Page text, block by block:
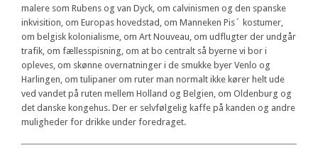
malere som Rubens og van Dyck, om calvinismen og den spanske
inkvisition, om Europas hovedstad, om Manneken Pis´ kostumer,
om belgisk kolonialisme, om Art Nouveau, om udflugter der undgår
trafik, om fællesspisning, om at bo centralt så byerne vi bor i
opleves, om skønne overnatninger i de smukke byer Venlo og
Harlingen, om tulipaner om ruter man normalt ikke kører helt ude
ved vandet på ruten mellem Holland og Belgien, om Oldenburg og
det danske kongehus. Der er selvfølgelig kaffe på kanden og andre
muligheder for drikke under foredraget.